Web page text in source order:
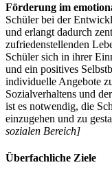
Förderung im
Schüler bei der
und erlangt dadurch
zufriedenstellenden
Schüler sich in ihrer
und ein positives
individuelle Angebote
Sozialverhaltens und
ist es notwendig, die
einzugehen und zu
sozialen Bereich]
Überfachliche Ziele